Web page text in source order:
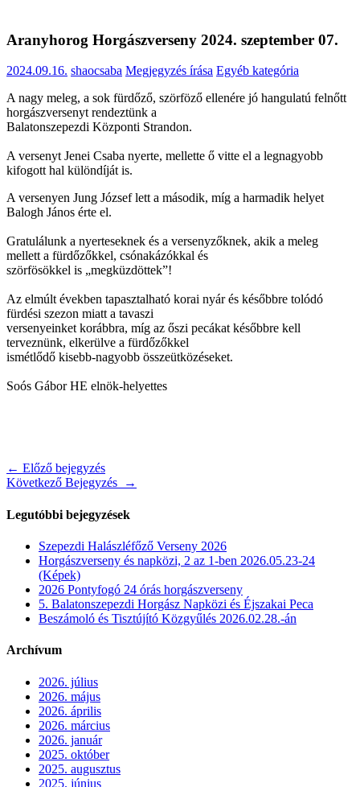
Aranyhorog Horgászverseny 2024. szeptember 07.
2024.09.16. shaocsaba Megjegyzés írása Egyéb kategória
A nagy meleg, a sok fürdőző, szörföző ellenére jó hangulatú felnőtt
horgászversenyt rendeztünk a
Balatonszepezdi Központi Strandon.
A versenyt Jenei Csaba nyerte, mellette ő vitte el a legnagyobb
kifogott hal különdíját is.
A versenyen Jung József lett a második, míg a harmadik helyet
Balogh János érte el.
Gratulálunk a nyerteseknek és a versenyzőknek, akik a meleg
mellett a fürdőzőkkel, csónakázókkal és
szörfösökkel is „megküzdöttek”!
Az elmúlt években tapasztalható korai nyár és későbbre tolódó
fürdési szezon miatt a tavaszi
versenyeinket korábbra, míg az őszi pecákat későbbre kell
terveznünk, elkerülve a fürdőzőkkel
ismétlődő kisebb-nagyobb összeütközéseket.
Soós Gábor HE elnök-helyettes
Post
navigation
← Előző bejegyzés
Következő Bejegyzés →
Legutóbbi bejegyzések
Szepezdi Halászléfőző Verseny 2026
Horgászverseny és napközi, 2 az 1-ben 2026.05.23-24
(Képek)
2026 Pontyfogó 24 órás horgászverseny
5. Balatonszepezdi Horgász Napközi és Éjszakai Peca
Beszámoló és Tisztújító Közgyűlés 2026.02.28.-án
Archívum
2026. július
2026. május
2026. április
2026. március
2026. január
2025. október
2025. augusztus
2025. június